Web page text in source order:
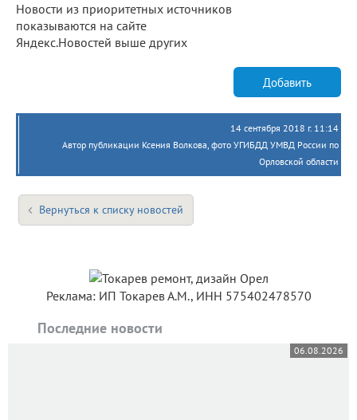
Новости из приоритетных источников
показываются на сайте
Яндекс.Новостей выше других
Добавить
14 сентября 2018 г. 11:14
Автор публикации Ксения Волкова, фото УГИБДД УМВД России по
Орловской области
Вернуться к списку новостей
Реклама: ИП Токарев А.М., ИНН 575402478570
Последние новости
06.08.2026